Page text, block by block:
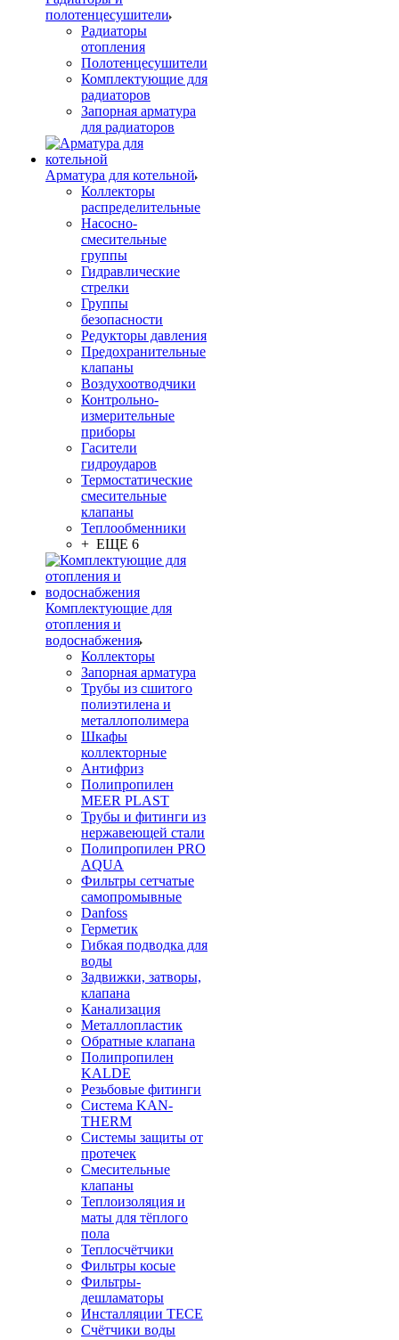
полотенцесушители
Радиаторы
отопления
Полотенцесушители
Комплектующие для
радиаторов
Запорная арматура
для радиаторов
Арматура для котельной
Коллекторы
распределительные
Насосно-
смесительные
группы
Гидравлические
стрелки
Группы
безопасности
Редукторы давления
Предохранительные
клапаны
Воздухоотводчики
Контрольно-
измерительные
приборы
Гасители
гидроударов
Термостатические
смесительные
клапаны
Теплообменники
+ ЕЩЕ 6
Комплектующие для
отопления и
водоснабжения
Коллекторы
Запорная арматура
Трубы из сшитого
полиэтилена и
металлополимера
Шкафы
коллекторные
Антифриз
Полипропилен
MEER PLAST
Трубы и фитинги из
нержавеющей стали
Полипропилен PRO
AQUA
Фильтры сетчатые
самопромывные
Danfoss
Герметик
Гибкая подводка для
воды
Задвижки, затворы,
клапана
Канализация
Металлопластик
Обратные клапана
Полипропилен
KALDE
Резьбовые фитинги
Система KAN-
THERM
Системы защиты от
протечек
Смесительные
клапаны
Теплоизоляция и
маты для тёплого
пола
Теплосчётчики
Фильтры косые
Фильтры-
дешламаторы
Инсталляции TECE
Счётчики воды